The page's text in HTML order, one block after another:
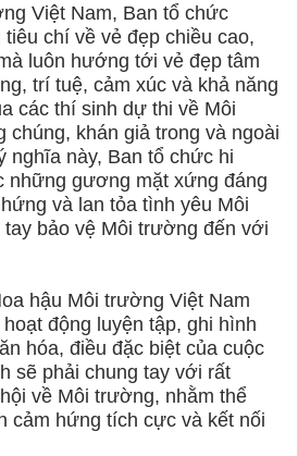
Việt Nam, Ban tổ chức
chí về vẻ đẹp chiều cao,
luôn hướng tới vẻ đẹp tâm
trí tuệ, cảm xúc và khả năng
các thí sinh dự thi về Môi
khán giả trong và ngoài
nghĩa này, Ban tổ chức hi
những gương mặt xứng đáng
và lan tỏa tình yêu Môi
bảo vệ Môi trường đến với
hậu Môi trường Việt Nam
động luyện tập, ghi hình
hóa, điều đặc biệt của cuộc
sẽ phải chung tay với rất
về Môi trường, nhằm thể
cảm hứng tích cực và kết nối